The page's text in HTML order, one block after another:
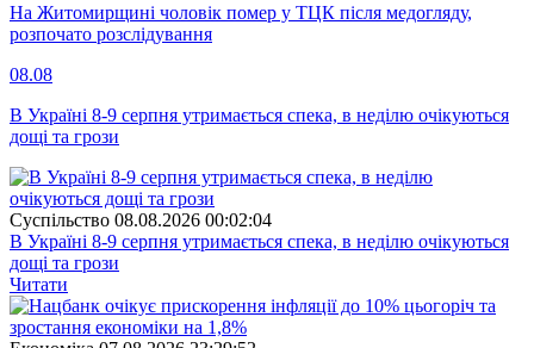
На Житомирщині чоловік помер у ТЦК після медогляду,
розпочато розслідування
08.08
В Україні 8-9 серпня утримається спека, в неділю очікуються
дощі та грози
Суспiльство 08.08.2026 00:02:04
В Україні 8-9 серпня утримається спека, в неділю очікуються
дощі та грози
Читати